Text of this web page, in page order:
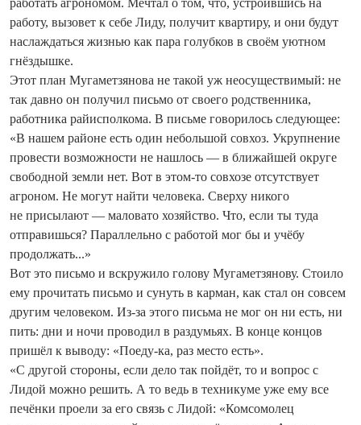
работать агрономом. Мечтал о том, что, устроившись на
работу, вызовет к себе Лиду, получит квартиру, и они будут
наслаждаться жизнью как пара голубков в своём уютном
гнёздышке.
Этот план Мугаметзянова не такой уж неосуществимый: не
так давно он получил письмо от своего родственника,
работника райисполкома. В письме говорилось следующее:
«В нашем районе есть один небольшой совхоз. Укрупнение
провести возможности не нашлось — в ближайшей округе
свободной земли нет. Вот в этом-то совхозе отсутствует
агроном. Не могут найти человека. Сверху никого
не присылают — маловато хозяйство. Что, если ты туда
отправишься? Параллельно с работой мог бы и учёбу
продолжать...»
Вот это письмо и вскружило голову Мугаметзянову. Стоило
ему прочитать письмо и сунуть в карман, как стал он совсем
другим человеком. Из-за этого письма не мог он ни есть, ни
пить: дни и ночи проводил в раздумьях. В конце концов
пришёл к выводу: «Поеду-ка, раз место есть».
«С другой стороны, если дело так пойдёт, то и вопрос с
Лидой можно решить. А то ведь в техникуме уже ему все
печёнки проели за его связь с Лидой: «Комсомолец